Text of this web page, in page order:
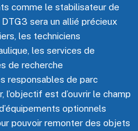
comme le stabilisateur de
DTG3 sera un allié précieux
les techniciens
les services de
de recherche
responsables de parc
l’objectif est d’ouvrir le champ
optionnels
pouvoir remonter des objets